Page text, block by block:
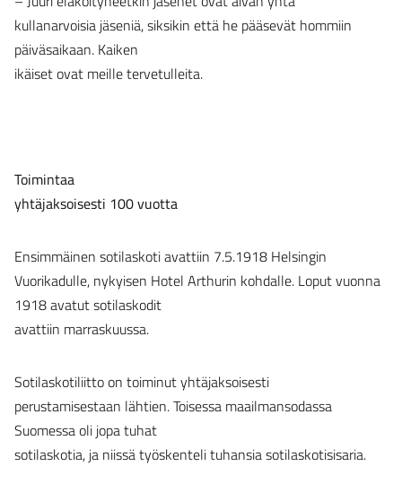
kullanarvoisia jäseniä, siksikin että he pääsevät hommiin
päiväsaikaan. Kaiken
ikäiset ovat meille tervetulleita.
Toimintaa
yhtäjaksoisesti 100 vuotta
Ensimmäinen sotilaskoti avattiin 7.5.1918 Helsingin
Vuorikadulle, nykyisen Hotel Arthurin kohdalle. Loput vuonna
1918 avatut sotilaskodit
avattiin marraskuussa.
Sotilaskotiliitto on toiminut yhtäjaksoisesti
perustamisestaan lähtien. Toisessa maailmansodassa
Suomessa oli jopa tuhat
sotilaskotia, ja niissä työskenteli tuhansia sotilaskotisisaria.